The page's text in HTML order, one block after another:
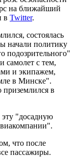
на ближайший
в Twitter.
состоялась
начали политику
подозрительного"
самолет с тем,
и экипажем,
в Минске".
приземлился в
эту "досадную
что после
пассажиры.